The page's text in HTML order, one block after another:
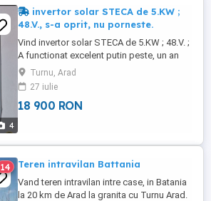
4
invertor solar STECA de 5.KW ;
48.V., s-a oprit, nu porneste.
Vind invertor solar STECA de 5.KW ; 48.V. ;
A functionat excelent putin peste, un an
jumate. Nu porneste, nici un semn. Fiind
ferma izolata, dependenta de curent, in
urmatoarea zi, am fost nevoiti, am luat
altul. Il oferim spre vinzare la jumatate de
Turnu, Arad
27 iulie
18 900 RON
14 Teren intravilan Battania
Vand teren intravilan intre case, in Batania
la 20 km de Arad la granita cu Turnu Arad.